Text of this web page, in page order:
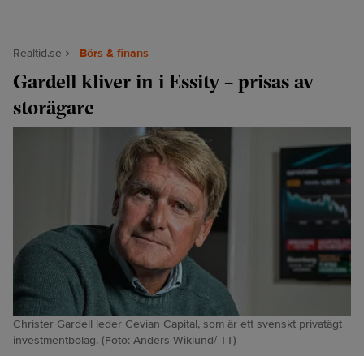
Realtid.se Börs & finans
Gardell kliver in i Essity – prisas av
storägare
Christer Gardell leder Cevian Capital, som är ett svenskt privatägt
investmentbolag. (Foto: Anders Wiklund/ TT)